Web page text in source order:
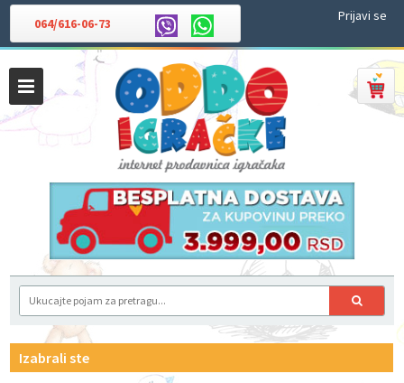
064/616-06-73 Prijavi se
Izabrali ste